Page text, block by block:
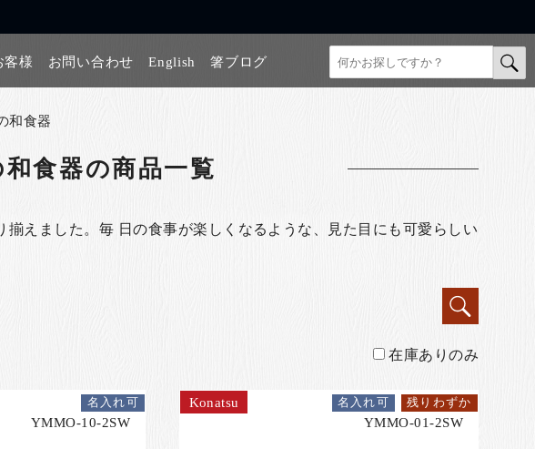
客様 お問い合わせ English 箸ブログ
和食器
食器の商品一覧
えました。毎 日の食事が楽しくなるような、見た目にも可愛らしい
在庫ありのみ
YMMO-10-2SW
名入れ可
Konatsu
YMMO-01-2SW
名入れ可 残りわずか